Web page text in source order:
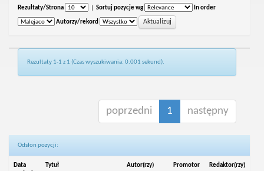
Rezultaty/Strona Sortuj pozycje wg In order
Autorzy/rekord
Rezultaty 1-1 z 1 (Czas wyszukiwania: 0.001 sekund).
poprzedni 1 następny
Odsłon pozycji:
Data Tytuł Autor(rzy) Promotor Redaktor(rzy)